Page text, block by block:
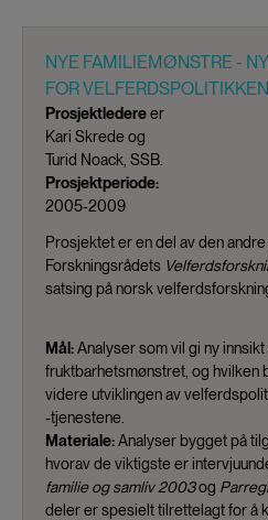
NYE FAMILIEMØNSTRE -
FOR VELFERDSPOLITIKKEN
Prosjektledereer
Kari Skrede og
Turid Noack, SSB.
Prosjektperiode:
2005-2009
Prosjektet er en del av den
Forskningsrådets
satsing på norsk
Mål:Analyser som vil gi ny
fruktbarhetsmønstret, og hvilken
videre utviklingen av
-tjenestene.
Materiale:Analyser bygget på
hvorav de viktigste er
familie og samliv 2003og
deler er spesielt tilrettelagt for å